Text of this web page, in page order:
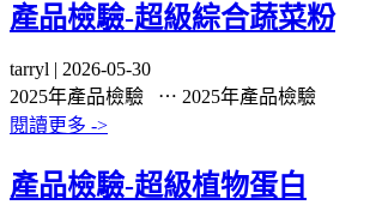
產品檢驗-超級綜合蔬菜粉
tarryl | 2026-05-30
2025年產品檢驗 ⋯ 2025年產品檢驗
閱讀更多 ->
產品檢驗-超級植物蛋白